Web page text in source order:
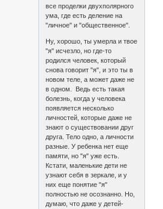
все проделки двухполярного
ума, где есть деление на
"личное" и "общественное".
Ну, хорошо, ты умерла и твое
"я" исчезло, но где-то
родился человек, который
снова говорит "я", и это ты в
новом теле, а может даже не
в одном. Ведь есть такая
болезнь, когда у человека
появляется несколько
личностей, которые даже не
знают о существовании друг
друга. Тело одно, а личности
разные. У ребенка нет еще
памяти, но "я" уже есть.
Кстати, маленькие дети не
узнают себя в зеркале, и у
них еще понятие "я"
полностью не осознанно. Но,
думаю, что даже у детей-